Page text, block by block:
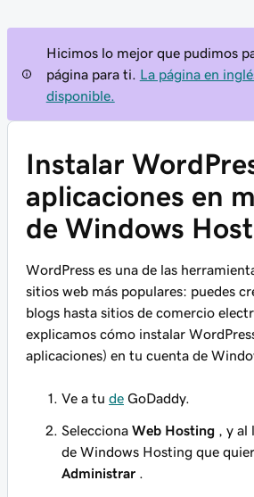
Hicimos lo mejor que pudimos
página para ti.
La página en
disponible.
Instalar
aplicaciones en
de Windows
WordPress es una de las
sitios web más populares: puedes
blogs hasta sitios de comercio
explicamos cómo instalar
aplicaciones) en tu cuenta de
Ve a tu de GoDaddy.
Selecciona Web Hosting , y al
de Windows Hosting que
Administrar